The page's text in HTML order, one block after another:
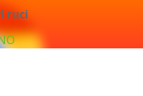
ruci